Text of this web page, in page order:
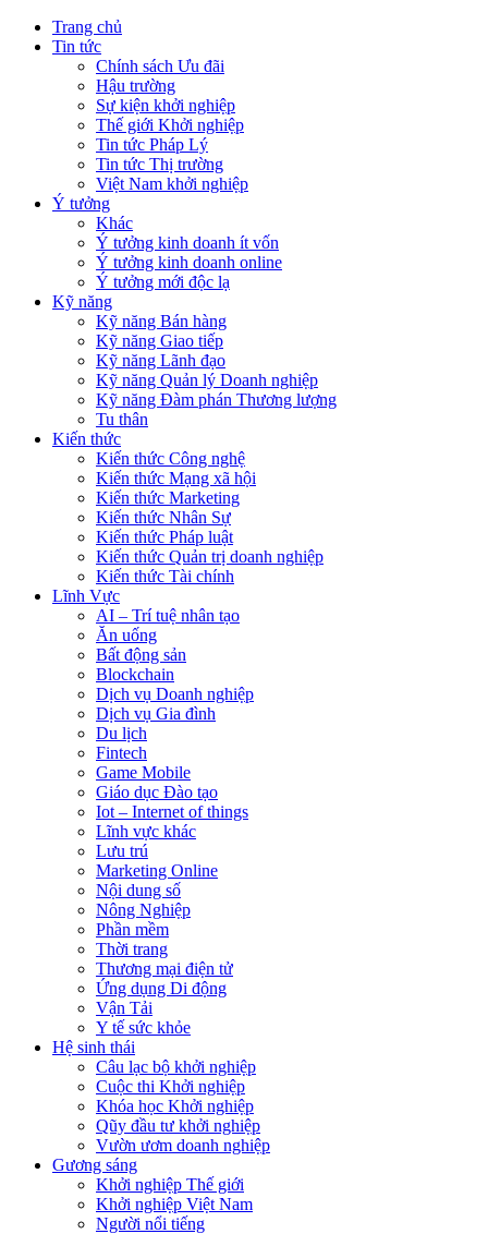
Trang chủ
Tin tức
Chính sách Ưu đãi
Hậu trường
Sự kiện khởi nghiệp
Thế giới Khởi nghiệp
Tin tức Pháp Lý
Tin tức Thị trường
Việt Nam khởi nghiệp
Ý tưởng
Khác
Ý tưởng kinh doanh ít vốn
Ý tưởng kinh doanh online
Ý tưởng mới độc lạ
Kỹ năng
Kỹ năng Bán hàng
Kỹ năng Giao tiếp
Kỹ năng Lãnh đạo
Kỹ năng Quản lý Doanh nghiệp
Kỹ năng Đàm phán Thương lượng
Tu thân
Kiến thức
Kiến thức Công nghệ
Kiến thức Mạng xã hội
Kiến thức Marketing
Kiến thức Nhân Sự
Kiến thức Pháp luật
Kiến thức Quản trị doanh nghiệp
Kiến thức Tài chính
Lĩnh Vực
AI – Trí tuệ nhân tạo
Ăn uống
Bất động sản
Blockchain
Dịch vụ Doanh nghiệp
Dịch vụ Gia đình
Du lịch
Fintech
Game Mobile
Giáo dục Đào tạo
Iot – Internet of things
Lĩnh vực khác
Lưu trú
Marketing Online
Nội dung số
Nông Nghiệp
Phần mềm
Thời trang
Thương mại điện tử
Ứng dụng Di động
Vận Tải
Y tế sức khỏe
Hệ sinh thái
Câu lạc bộ khởi nghiệp
Cuộc thi Khởi nghiệp
Khóa học Khởi nghiệp
Qũy đầu tư khởi nghiệp
Vườn ươm doanh nghiệp
Gương sáng
Khởi nghiệp Thế giới
Khởi nghiệp Việt Nam
Người nổi tiếng